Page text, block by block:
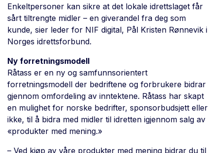
Enkeltpersoner kan sikre at det lokale idrettslaget får
sårt tiltrengte midler – en giverandel fra deg som
kunde, sier leder for NIF digital, Pål Kristen Rønnevik i
Norges idrettsforbund.
Ny forretningsmodell
Råtass er en ny og samfunnsorientert
forretningsmodell der bedriftene og forbrukere bidrar
gjennom omfordeling av inntektene. Råtass har skapt
en mulighet for norske bedrifter, sponsorbudsjett eller
ikke, til å bidra med midler til idretten igjennom salg av
«produkter med mening.»
– Ved kjøp av våre produkter med mening bidrar du til